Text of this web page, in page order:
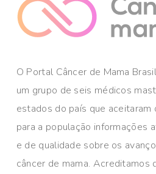
O Portal Câncer de Mama
um grupo de seis médicos
estados do país que aceitaram
para a população informações
e de qualidade sobre os
câncer de mama. Acreditamos